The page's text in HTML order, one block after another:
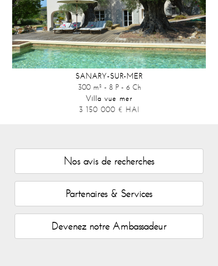
SANARY-SUR-MER
300 m² - 8 P - 6 Ch
Villa vue mer
3 150 000 € HAI
Nos avis de recherches
Partenaires & Services
Devenez notre Ambassadeur